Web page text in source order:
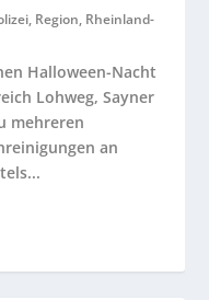
, Region, Rheinland-
Halloween-Nacht
Lohweg, Sayner
mehreren
an